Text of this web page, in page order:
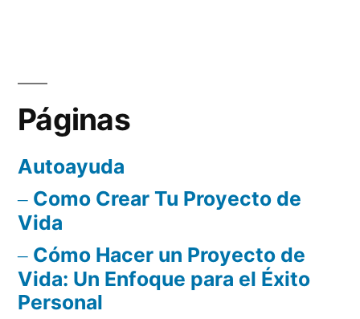
Páginas
Autoayuda
Como Crear Tu Proyecto de
Vida
Cómo Hacer un Proyecto de
Vida: Un Enfoque para el Éxito
Personal